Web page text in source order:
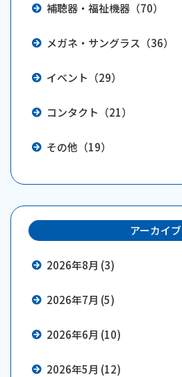
補聴器・福祉機器（70）
メガネ・サングラス（36）
イベント（29）
コンタクト（21）
その他（19）
アーカイブ
2026年8月 (3)
2026年7月 (5)
2026年6月 (10)
2026年5月 (12)